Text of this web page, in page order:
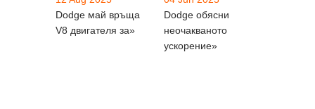
Dodge май връща
V8 двигателя за»
Dodge обясни
неочакваното
ускорение»